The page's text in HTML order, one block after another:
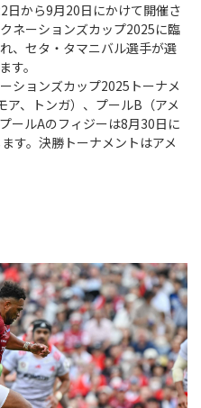
京概要
プのご案内
日から9月20日にかけて開催さ
ネーションズカップ2025に臨
、セタ・タマニバル選手が選
す。
ションズカップ2025トーナメ
ア、トンガ）、プールB（アメ
ールAのフィジーは8月30日に
す。決勝トーナメントはアメ